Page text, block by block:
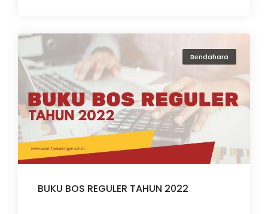
Bendahara
BUKU BOS REGULER TAHUN 2022